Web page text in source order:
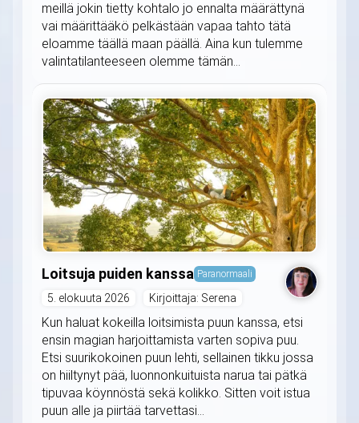
meillä jokin tietty kohtalo jo ennalta määrättynä
vai määrittääkö pelkästään vapaa tahto tätä
eloamme täällä maan päällä. Aina kun tulemme
valintatilanteeseen olemme tämän...
Loitsuja puiden kanssa Paranormaali
5. elokuuta 2026 Kirjoittaja: Serena
Kun haluat kokeilla loitsimista puun kanssa, etsi
ensin magian harjoittamista varten sopiva puu.
Etsi suurikokoinen puun lehti, sellainen tikku jossa
on hiiltynyt pää, luonnonkuituista narua tai pätkä
tipuvaa köynnöstä sekä kolikko. Sitten voit istua
puun alle ja piirtää tarvettasi...